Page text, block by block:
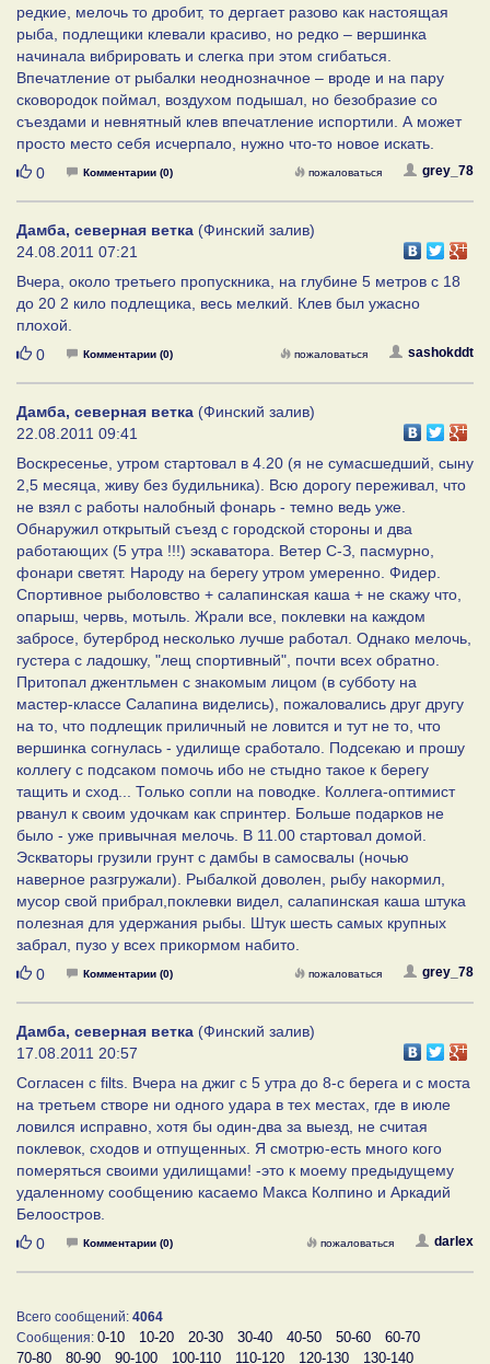
редкие, мелочь то дробит, то дергает разово как настоящая
рыба, подлещики клевали красиво, но редко – вершинка
начинала вибрировать и слегка при этом сгибаться.
Впечатление от рыбалки неоднозначное – вроде и на пару
сковородок поймал, воздухом подышал, но безобразие со
съездами и невнятный клев впечатление испортили. А может
просто место себя исчерпало, нужно что-то новое искать.
Нравится
0 Комментарии (0) grey_78
пожаловаться
Дамба, северная ветка (Финский залив)
24.08.2011 07:21
Вчера, около третьего пропускника, на глубине 5 метров с 18
до 20 2 кило подлещика, весь мелкий. Клев был ужасно
плохой.
Нравится
0 Комментарии (0) sashokddt
пожаловаться
Дамба, северная ветка (Финский залив)
22.08.2011 09:41
Воскресенье, утром стартовал в 4.20 (я не сумасшедший, сыну
2,5 месяца, живу без будильника). Всю дорогу переживал, что
не взял с работы налобный фонарь - темно ведь уже.
Обнаружил открытый съезд с городской стороны и два
работающих (5 утра !!!) эскаватора. Ветер С-З, пасмурно,
фонари светят. Народу на берегу утром умеренно. Фидер.
Спортивное рыболовство + салапинская каша + не скажу что,
опарыш, червь, мотыль. Жрали все, поклевки на каждом
забросе, бутерброд несколько лучше работал. Однако мелочь,
густера с ладошку, "лещ спортивный", почти всех обратно.
Притопал джентльмен с знакомым лицом (в субботу на
мастер-классе Салапина виделись), пожаловались друг другу
на то, что подлещик приличный не ловится и тут не то, что
вершинка согнулась - удилище сработало. Подсекаю и прошу
коллегу с подсаком помочь ибо не стыдно такое к берегу
тащить и сход... Только сопли на поводке. Коллега-оптимист
рванул к своим удочкам как спринтер. Больше подарков не
было - уже привычная мелочь. В 11.00 стартовал домой.
Эскваторы грузили грунт с дамбы в самосвалы (ночью
наверное разгружали). Рыбалкой доволен, рыбу накормил,
мусор свой прибрал,поклевки видел, салапинская каша штука
полезная для удержания рыбы. Штук шесть самых крупных
забрал, пузо у всех прикормом набито.
Нравится
0 Комментарии (0) grey_78
пожаловаться
Дамба, северная ветка (Финский залив)
17.08.2011 20:57
Согласен с filts. Вчера на джиг с 5 утра до 8-с берега и с моста
на третьем створе ни одного удара в тех местах, где в июле
ловился исправно, хотя бы один-два за выезд, не считая
поклевок, сходов и отпущенных. Я смотрю-есть много кого
померяться своими удилищами! -это к моему предыдущему
удаленному сообщению касаемо Макса Колпино и Аркадий
Белоостров.
Нравится
0 Комментарии (0) darlex
пожаловаться
Всего сообщений: 4064
Сообщения: 0-10 10-20 20-30 30-40 40-50 50-60
60-70
70-80
80-90 90-100 100-110 110-120 120-130 130-140